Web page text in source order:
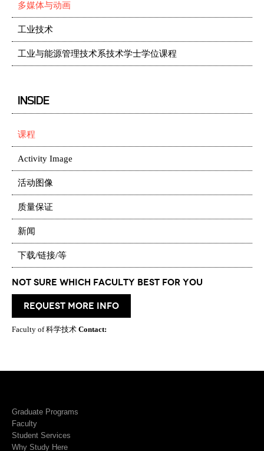
多媒体与动画
工业技术
工业与能源管理技术系技术学士学位课程
INSIDE
课程
Activity Image
活动图像
质量保证
新闻
下载/链接/等
Not Sure which Faculty best for you
request more info
Faculty of 科学技术 Contact:
Graduate Programs
Faculty
Student Services
Why Study Here